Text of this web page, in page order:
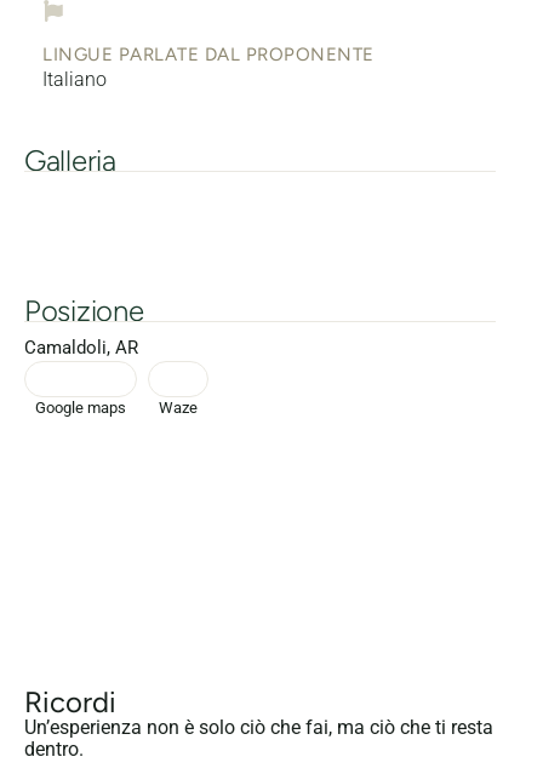
LINGUE PARLATE DAL PROPONENTE
Italiano
Galleria
Posizione
Camaldoli, AR
Google maps Waze
Ricordi
Un’esperienza non è solo ciò che fai, ma ciò che ti resta
dentro.